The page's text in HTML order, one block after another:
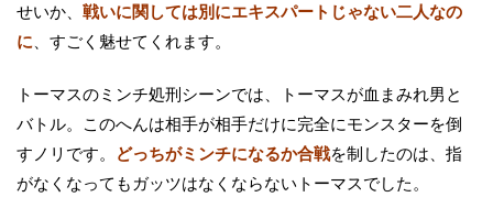
せいか、 戦いに関しては別にエキスパートじゃない二人なの
に 、すごく魅せてくれます。
トーマスのミンチ処刑シーンでは、トーマスが血まみれ男と
バトル。このへんは相手が相手だけに完全にモンスターを倒
すノリです。
どっちがミンチになるか合戦を制したのは、指
がなくなってもガッツはなくならないトーマスでした。